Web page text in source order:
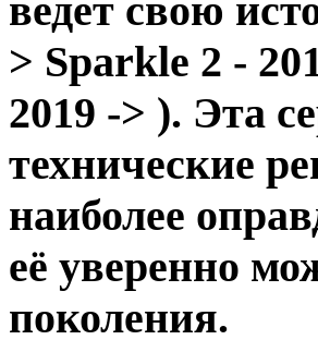
ведет свою
> Sparkle 2 -
2019 -> ). Эта
технические
наиболее
её уверенно
поколения.